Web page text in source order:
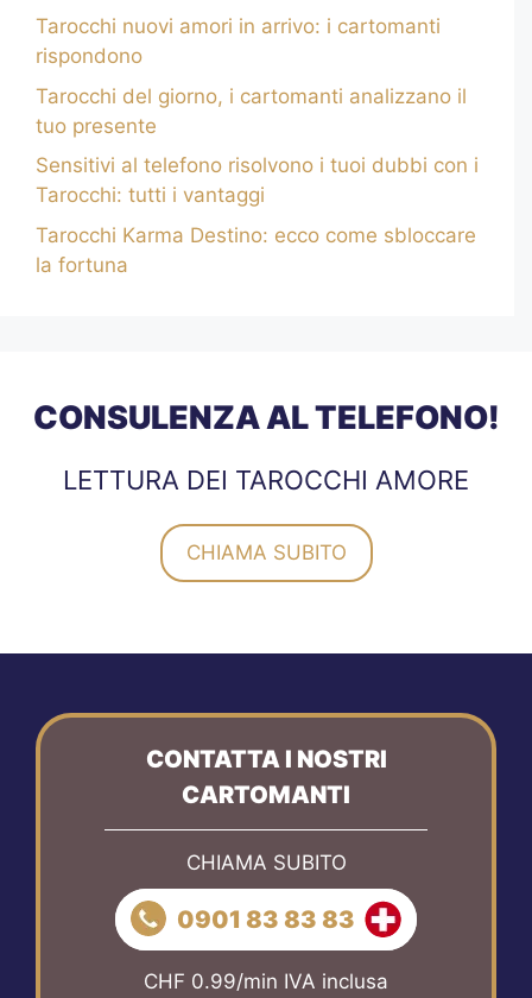
Tarocchi nuovi amori in arrivo: i cartomanti
rispondono
Tarocchi del giorno, i cartomanti analizzano il
tuo presente
Sensitivi al telefono risolvono i tuoi dubbi con i
Tarocchi: tutti i vantaggi
Tarocchi Karma Destino: ecco come sbloccare
la fortuna
CONSULENZA AL TELEFONO!
LETTURA DEI TAROCCHI AMORE
CHIAMA SUBITO
CONTATTA I NOSTRI
CARTOMANTI
CHIAMA SUBITO
0901 83 83 83
CHF 0.99/min IVA inclusa